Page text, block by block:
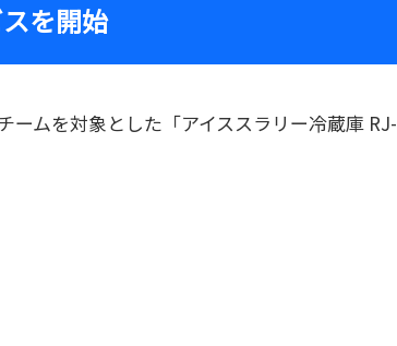
を開始
ムを対象とした「アイススラリー冷蔵庫 RJ-